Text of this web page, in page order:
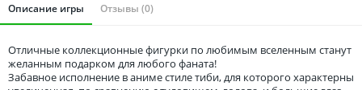
Описание игры Отзывы (0)
Отличные коллекционные фигурки по любимым вселенным станут
желанным подарком для любого фаната!
Забавное исполнение в аниме стиле тиби, для которого характерны